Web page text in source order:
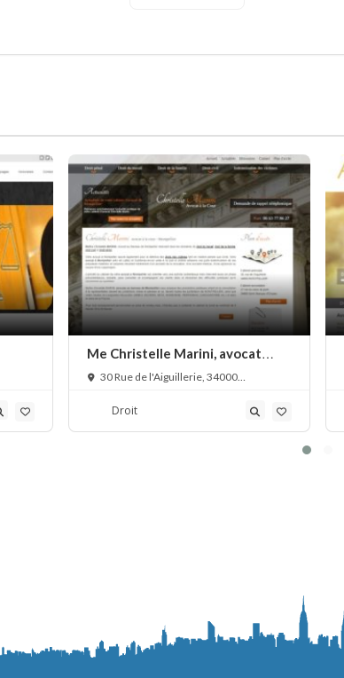
Me Christelle Marini, avocat
droit du travail
30 Rue de l'Aiguillerie, 34000
Droit